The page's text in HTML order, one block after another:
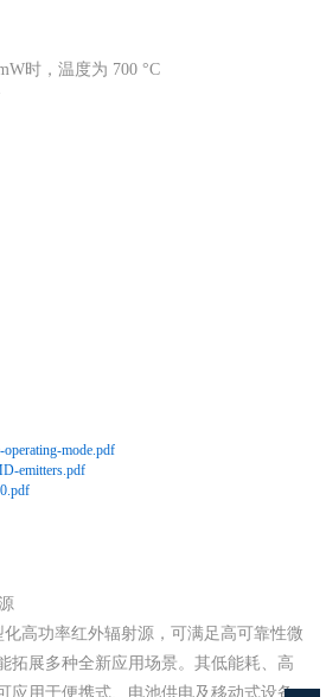
时，温度为 700 °C
mode.pdf
emitters.pdf
高功率红外辐射源，可满足高可靠性微
拓展多种全新应用场景。其低能耗、高
应用于便携式、电池供电及移动式设备